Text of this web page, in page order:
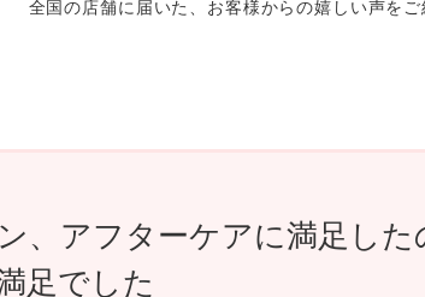
スダイヤモンド&バースストー
ダルアイテム
ショップブログ
全国の店舗に届いた、お客様からの嬉しい声をご
、アフターケアに満足した
足でした